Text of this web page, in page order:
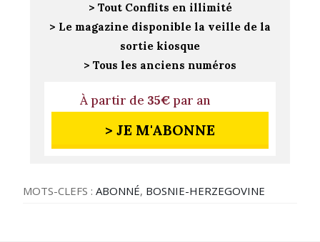
> Tout Conflits en illimité
> Le magazine disponible la veille de la
sortie kiosque
> Tous les anciens numéros
À partir de 35€par an
> JE M'ABONNE
MOTS-CLEFS :ABONNÉ, BOSNIE-HERZEGOVINE